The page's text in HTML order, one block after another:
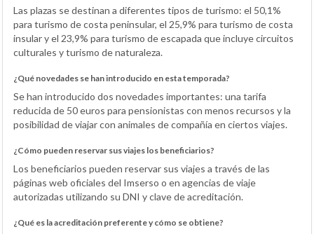
Las plazas se destinan a diferentes tipos de turismo: el 50,1%
para turismo de costa peninsular, el 25,9% para turismo de costa
insular y el 23,9% para turismo de escapada que incluye circuitos
culturales y turismo de naturaleza.
¿Qué novedades se han introducido en esta temporada?
Se han introducido dos novedades importantes: una tarifa
reducida de 50 euros para pensionistas con menos recursos y la
posibilidad de viajar con animales de compañía en ciertos viajes.
¿Cómo pueden reservar sus viajes los beneficiarios?
Los beneficiarios pueden reservar sus viajes a través de las
páginas web oficiales del Imserso o en agencias de viaje
autorizadas utilizando su DNI y clave de acreditación.
¿Qué es la acreditación preferente y cómo se obtiene?